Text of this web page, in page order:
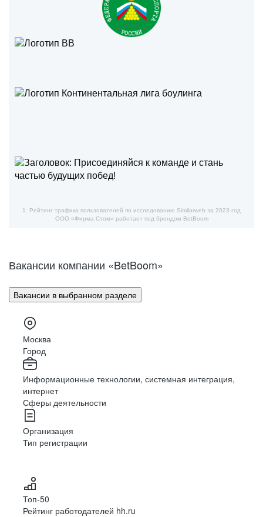
1. Рейтинг трафика пользователей по исследованию Similarweb за 2023 год
ООО «Фирма Стом» работает под брендом BetBoom
Вакансии компании «BetBoom»
Вакансии в выбранном разделе
Москва
Город
Информационные технологии, системная интеграция,
интернет
Сферы деятельности
Организация
Тип регистрации
Топ-50
Рейтинг работодателей hh.ru